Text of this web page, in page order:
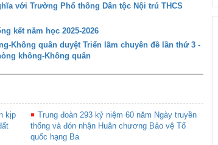
với Trường Phổ thông Dân tộc Nội trú THCS
kết năm học 2025-2026
Không quân duyệt Triển lãm chuyên đề lần thứ 3 -
không-Không quân
kịp
Trung đoàn 293 kỷ niệm 60 năm Ngày truyền
thống và đón nhận Huân chương Bảo vệ Tổ
quốc hạng Ba